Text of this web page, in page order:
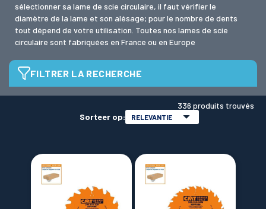
FERS & PLAQUETTES
LAMES SCIES RUBAN
sélectionner sa lame de scie circulaire, il faut vérifier le
diamètre de la lame et son alésage; pour le nombre de dents
tout dépend de votre utilisation. Toutes nos lames de scie
circulaire sont fabriquées en France ou en Europe
FILTRER LA RECHERCHE
Diamètre de lame
alésage de lame
336 produits trouvés
Sorteer op:
RELEVANTIE